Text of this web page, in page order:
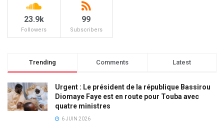
23.9k
Followers
99
Subscribers
Trending Comments Latest
Urgent : Le président de la république Bassirou
Diomaye Faye est en route pour Touba avec
quatre ministres
6 JUIN 2026